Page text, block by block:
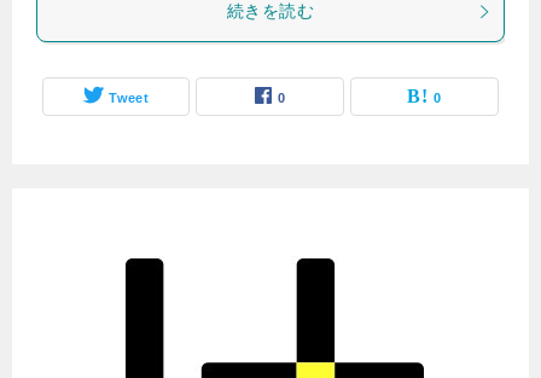
続きを読む
Tweet 0 0